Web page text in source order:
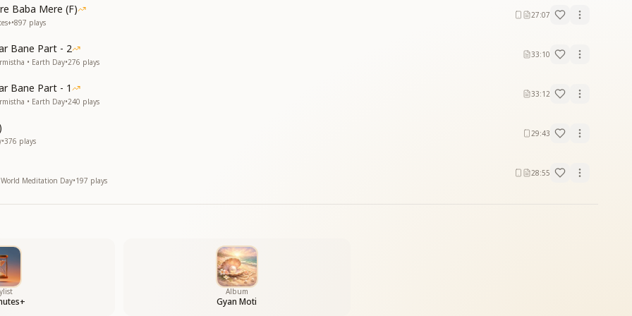
“Manmanabhav.”
“Manmanabhav.”
again and again — everything is contained in One,
within the One.
an opportunity again.
an opportunity again.
remembrance.
Your eyes.
Your eyes.
Baba Mere (F)
•897 plays
27:07
Bane Part - 2
• Earth Day•276 plays
33:10
Bane Part - 1
• Earth Day•240 plays
33:12
•376 plays
29:43
Meditation Day•197 plays
28:55
Album
Gyan Moti